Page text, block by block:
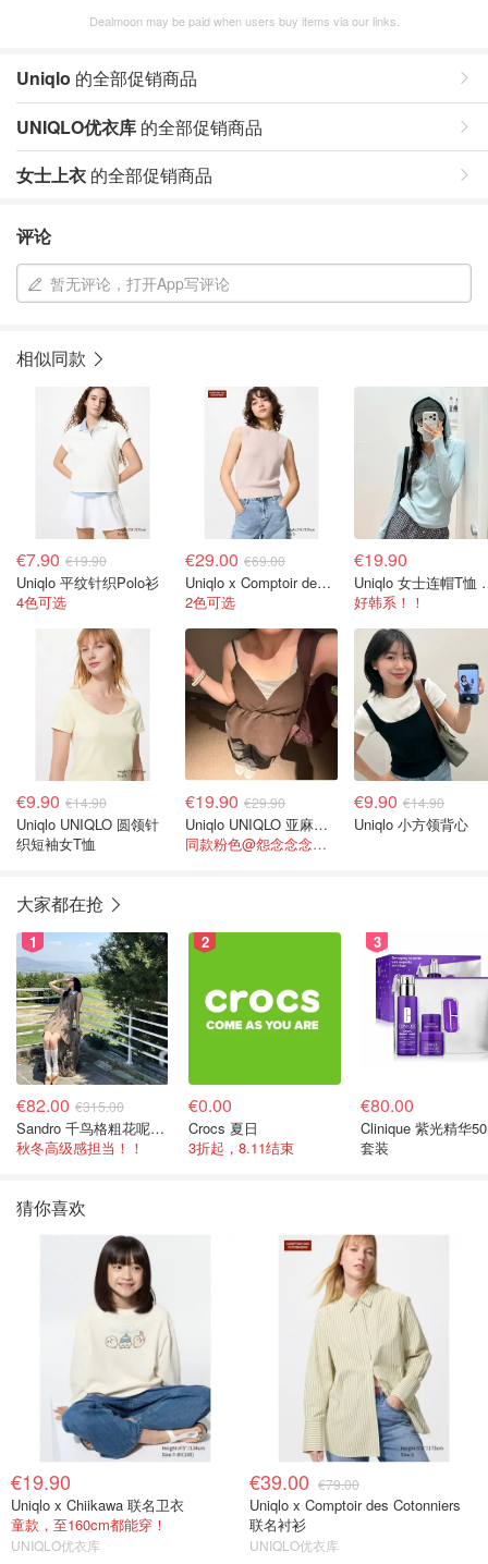
Dealmoon may be paid when users buy items via our links.
Uniqlo 的全部促销商品
UNIQLO优衣库 的全部促销商品
女士上衣 的全部促销商品
评论
暂无评论，打开App写评论
相似同款
€7.90 €19.90
Uniqlo 平纹针织Polo衫
4色可选
€29.00 €69.00
Uniqlo x Comptoir des Cotonniers 露背针织背心
2色可选
€19.90
好韩系！！
€9.90 €14.90
Uniqlo UNIQLO 圆领针
织短袖女T恤
€19.90 €29.90
Uniqlo UNIQLO 亚麻混纺吊带上衣
同款粉色@怨念念念念的_怡桑花er
€9.90 €14.90
Uniqlo 小方领背心
大家都在抢
1
€82.00 €315.00
Sandro 千鸟格粗花呢连衣裙
秋冬高级感担当！！
2
€0.00
Crocs 夏日
3折起，8.11结束
3
€80.00
Clinique 紫光精华
套装
猜你喜欢
€19.90
Uniqlo x Chiikawa 联名卫衣
童款，至160cm都能穿！
UNIQLO优衣库
€39.00 €79.00
Uniqlo x Comptoir des Cotonniers
联名衬衫
UNIQLO优衣库